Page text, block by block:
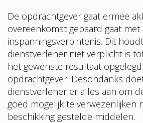
De opdrachtgever gaat ermee
overeenkomst gepaard gaat met
inspanningsverbintenis. Dit
dienstverlener niet verplicht is
het gewenste resultaat
opdrachtgever. Desondanks
dienstverlener er alles aan om
goed mogelijk te verwezenlijken
beschikking gestelde middelen.